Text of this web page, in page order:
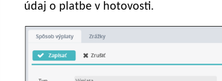
údaj o platbe v hotovosti.